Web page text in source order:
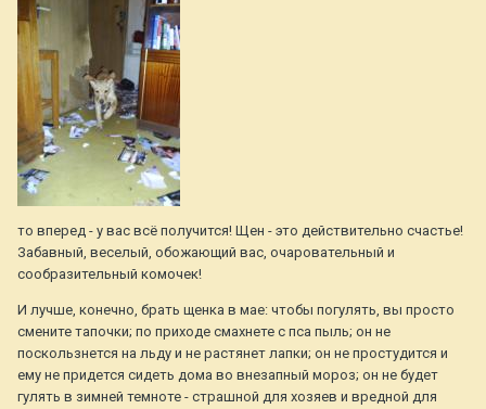
то вперед - у вас всё получится! Щен - это действительно счастье!
Забавный, веселый, обожающий вас, очаровательный и
сообразительный комочек!
И лучше, конечно, брать щенка в мае: чтобы погулять, вы просто
смените тапочки; по приходе смахнете с пса пыль; он не
поскользнется на льду и не растянет лапки; он не простудится и
ему не придется сидеть дома во внезапный мороз; он не будет
гулять в зимней темноте - страшной для хозяев и вредной для